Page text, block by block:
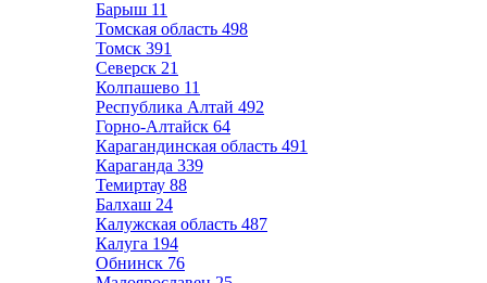
Барыш 11
Томская область 498
Томск 391
Северск 21
Колпашево 11
Республика Алтай 492
Горно-Алтайск 64
Карагандинская область 491
Караганда 339
Темиртау 88
Балхаш 24
Калужская область 487
Калуга 194
Обнинск 76